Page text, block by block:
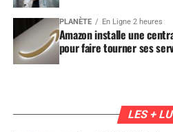
PLANÈTE En Ligne 2 heures
Amazon installe une
pour faire tourner ses
LES +